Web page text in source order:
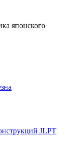
японского
JLPT